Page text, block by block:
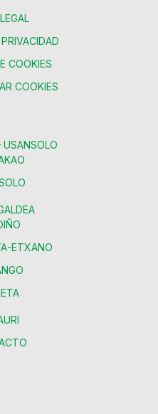
COOKIES
COOKIES
USANSOLO
ETXANO